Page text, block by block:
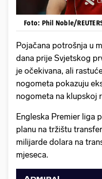
Foto: Phil Noble/
Pojačana potrošnja u
dana prije Svjetskog
je očekivana, ali
nogometa pokazuju
nogometa na klupskoj
Engleska Premier liga
planu na tržištu
milijarde dolara na
mjeseca.